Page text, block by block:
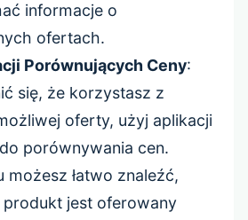
informacje o
ofertach.
Porównujących Ceny:
się, że korzystasz z
oferty, użyj aplikacji
porównywania cen.
możesz łatwo znaleźć,
produkt jest oferowany